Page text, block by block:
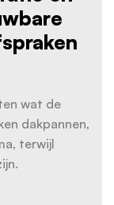
wat de
dakpannen,
terwijl